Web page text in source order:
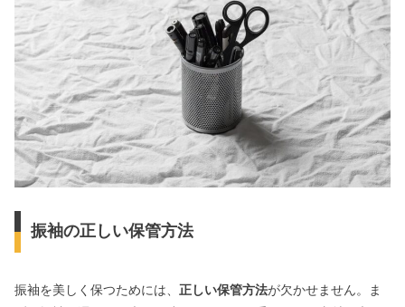
振袖の正しい保管方法
振袖を美しく保つためには、 正しい保管方法が欠かせません。ま